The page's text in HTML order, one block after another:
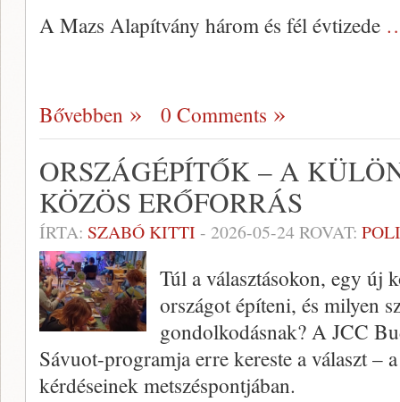
A Mazs Alapítvány három és fél évtizede
Bővebben 0 Comments
ORSZÁGÉPÍTŐK – A
KÖZÖS ERŐFORRÁS
ÍRTA: SZABÓ KITTI - 2026-05-24ROVAT:
Túl a választásokon, egy új
országot építeni, és milyen
gondolkodásnak? A JCC
Sávuot-programja erre kereste a választ –
kérdéseinek metszéspontjában.